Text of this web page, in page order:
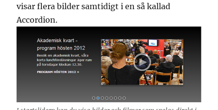
visar flera bilder samtidigt i en så kallad
Accordion.